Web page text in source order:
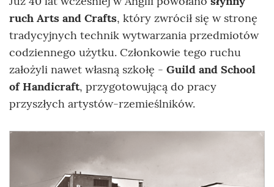
ruch Arts and Crafts, który zwrócił się w stronę
tradycyjnych technik wytwarzania przedmiotów
codziennego użytku. Członkowie tego ruchu
założyli nawet własną szkołę - Guild and School
of Handicraft, przygotowującą do pracy
przyszłych artystów-rzemieślników.